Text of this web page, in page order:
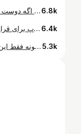
اینم از میکاپ یلدایی♥️🎈😍 اگه دوست نداشتین مژه نزارید با ریملم قشنگ میشه💋😍 @shaqayqmakeup @shaqayqmakeup @shaqayqmakeup پرایمر میبلین کالر کورکتور گلدن رز کرم پودر کاپرا کانسیلر لورآل پودر فیکس گلدن رز برانزر بورژوا سایه ابرو گلدن رز ژل ابرو نیکس ژل سایه رولوشن ریمل مشکی اسنس @shaqayqmakeup @shaqayqmakeup @shaqayqmakeup #شب_یلدا #میکاپ_یلدایی #آرایش_یلدایی #یلدا🍉 #یلدا🍉 #کویید۱۹6.8k
اینم از میکاپ برای قراراتون😍❤️ منم ببرید قول میدم اذیت نکنم😂😂 @shaqayqmakeup @shaqayqmakeup @shaqayqmakeup آبرسان فیس دوکس کرم پودر میبلین سایه ابرو گلدن رز ژل ابرو نیکس ژل کانسیلر میبلین پودر فیکس فلورمار پالت سایه میبلین ریمل اسنس برانزر رولوشن @shaqayqmakeup @shaqayqmakeup @shaqayqmakeup #بیوتی_بلاگر #میکاپ_قرار_اول #آرایش #میکاپ #کویید۱۹ 6.4k
سلااااام خوشگلای من🌸💕 این پست جا.یز.ه 🎁 داره که شرایطشم خیلی آسونه فقط این پست رو لا.یک کنید و برام کا.منت بزارید😍💋 @shaqayqmakeup @shaqayqmakeup @shaqayqmakeup خط چشم از @rk.cosmetics.x تینت از @nixgel.ir @shaqayqmakeup @shaqayqmakeup @shaqayqmakeup #آرایش_ملایم #میکاپ_صورتی #میکاپ_لایت #کوید۱۹ #خودآرایی #بیوتی_بلاگر #5.3k